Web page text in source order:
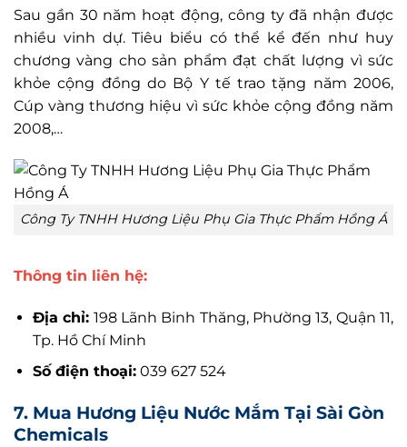
Sau gần 30 năm hoạt động, công ty đã nhận được
nhiều vinh dự. Tiêu biểu có thể kể đến như huy
chương vàng cho sản phẩm đạt chất lượng vì sức
khỏe cộng đồng do Bộ Y tế trao tặng năm 2006,
Cúp vàng thương hiệu vì sức khỏe cộng đồng năm
2008,…
Công Ty TNHH Hương Liệu Phụ Gia Thực Phẩm Hồng Á
Thông tin liên hệ:
Địa chỉ: 198 Lãnh Binh Thăng, Phường 13, Quận 11,
Tp. Hồ Chí Minh
Số điện thoại:039 627 524
7. Mua Hương Liệu Nước Mắm Tại Sài Gòn
Chemicals